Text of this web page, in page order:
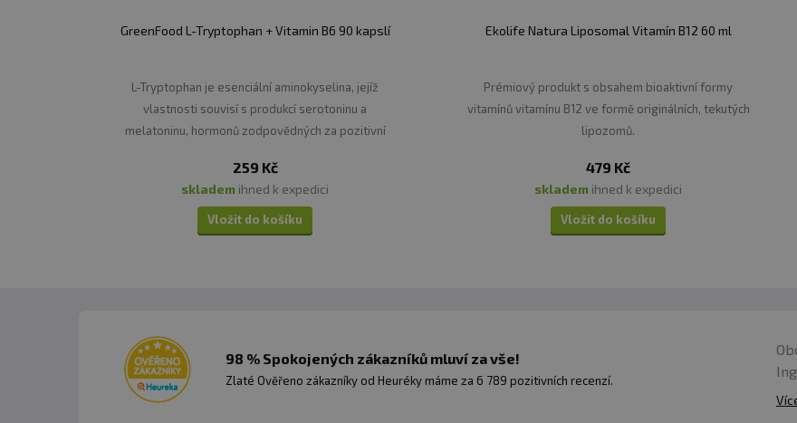
GreenFood L-Tryptophan + Vitamin B6 90 kapslí
L-Tryptophan je esenciální aminokyselina, jejíž
vlastnosti souvisí s produkcí serotoninu a
melatoninu, hormonů zodpovědných za pozitivní
259 Kč
skladem ihned k expedici
Vložit do košíku
Ekolife Natura Liposomal Vitamín B12 60 ml
Prémiový produkt s obsahem bioaktivní formy
vitamínů vitamínu B12 ve formě originálních, tekutých
lipozomů.
479 Kč
skladem ihned k expedici
Vložit do košíku
98 % Spokojených zákazníků mluví za vše!
Zlaté Ověřeno zákazníky od Heuréky máme za 6 789 pozitivních recenzí.